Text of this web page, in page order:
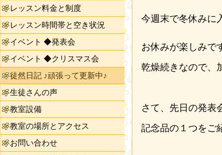
今週末で冬休みに
お休みが楽しみで
乾燥続きなので、
さて、先日の発表
記念品の１つをご
レッスン料金と制度
レッスン時間帯と空き状況
イベント ◆発表会
イベント ◆クリスマス会
徒然日記 ♪頑張って更新中♪
生徒さんの声
教室設備
教室の場所とアクセス
お問い合わせ